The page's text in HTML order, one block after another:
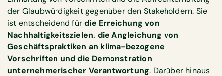
der Glaubwürdigkeit gegenüber den Stakeholdern. Sie
ist entscheidend fürdie Erreichung von
Nachhaltigkeitszielen, die Angleichung von
Geschäftspraktiken an klima-bezogene
Vorschriften und die Demonstration
unternehmerischer Verantwortung. Darüber hinaus